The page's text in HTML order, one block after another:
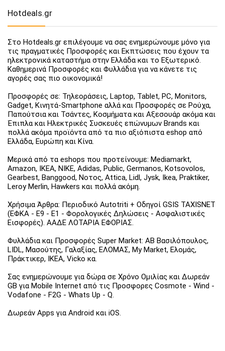
Hotdeals.gr
Στο Hotdeals.gr επιλέγουμε να σας ενημερώνουμε μόνο για
τις πραγματικές Προσφορές και Εκπτώσεις που έχουν τα
ηλεκτρονικά καταστήμα στην Ελλάδα και το Εξωτερικό.
Καθημερινά Προσφορές και Φυλλάδια για να κάνετε τις
αγορές σας πιο οικονομικά!
Προσφορές σε: Τηλεοράσεις, Laptop, Tablet, PC, Monitors,
Gadget, Κινητά-Smartphone αλλά και Προσφορές σε Ρούχα,
Παπούτσια και Τσάντες, Κοσμήματα και Αξεσουάρ ακόμα και
Έπιπλα και Ηλεκτρικές Συσκευές επώνυμων Brands και
πολλά ακόμα προϊόντα από τα πιο αξιόπιστα eshop από
Ελλάδα, Ευρώπη και Κίνα.
Μερικά από τα eshops που προτείνουμε: Mediamarkt,
Amazon, IKEA, NIKE, Adidas, Public, Germanos, Kotsovolos,
Gearbest, Banggood, Νοτος, Attica, Lidl, Jysk, Ikea, Praktiker,
Leroy Merlin, Hawkers και πολλά ακόμη.
Χρήσιμα Άρθρα: Περιοδικό Autotriti + Οδηγοί GSIS TAXISNET
(ΕΦΚΑ - Ε9 - Ε1 - Φορολογικές Δηλώσεις - Ασφαλιστικές
Εισφορές). ΑΑΔΕ ΛΟΤΑΡΙΑ ΕΦΟΡΙΑΣ.
Φυλλάδια και Προσφορές Super Market: ΑΒ Βασιλόπουλος,
LIDL, Μασούτης, Γαλαξίας, ΕΛΟΜΑΣ, My Market, Ελομάς,
Πράκτικερ, ΙΚΕΑ, Vicko κα.
Σας ενημερώνουμε για δώρα σε Χρόνο Ομιλίας και Δωρεάν
GB για Mobile Internet από τις Προσφορες Cosmote - Wind -
Vodafone - F2G - Whats Up - Q.
Δωρεάν Apps για Android και iOS.